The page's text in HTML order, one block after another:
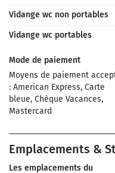
Vidange wc non portables
Vidange wc portables
Mode de paiement
Moyens de paiement
: American Express, Carte
bleue, Chèque Vacances,
Mastercard
Emplacements &
Les emplacements du